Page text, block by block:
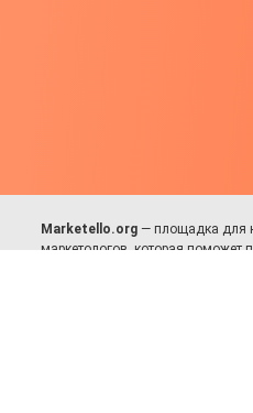
Marketello.org — площадка для
маркетологов, которая поможет